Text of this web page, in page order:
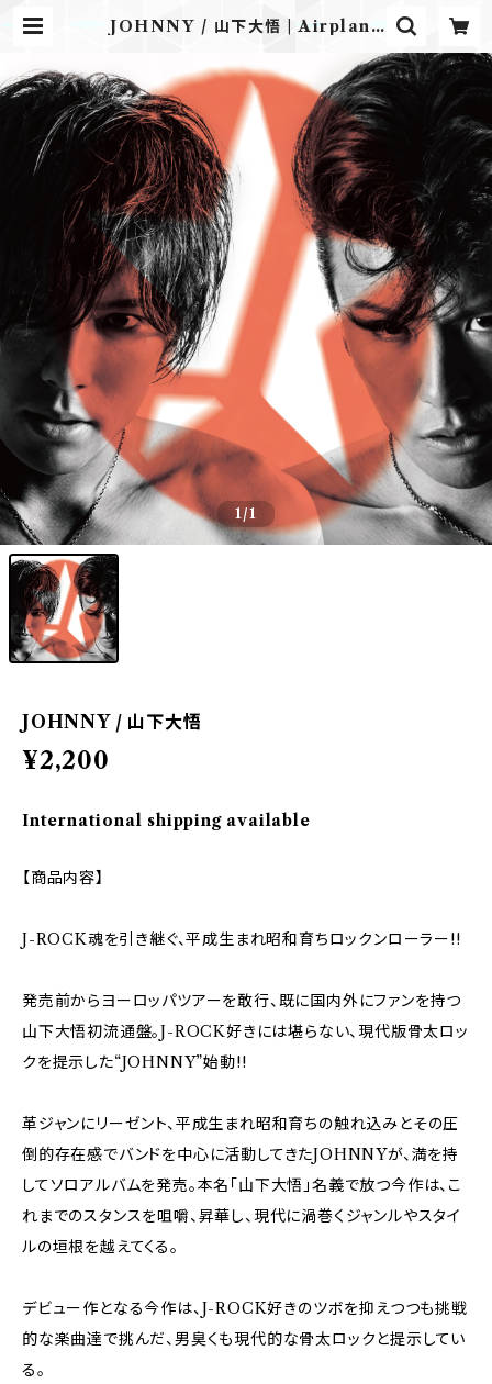
JOHNNY / 山下大悟 | Airplane
1/1
JOHNNY / 山下大悟
¥2,200
International shipping available
【商品内容】
J-ROCK魂を引き継ぐ、平成生まれ昭和育ちロックンローラー!!
発売前からヨーロッパツアーを敢行、既に国内外にファンを持つ
山下大悟初流通盤。J-ROCK好きには堪らない、現代版骨太ロッ
クを提示した“JOHNNY”始動!!
革ジャンにリーゼント、平成生まれ昭和育ちの触れ込みとその圧
倒的存在感でバンドを中心に活動してきたJOHNNYが、満を持
してソロアルバムを発売。本名「山下大悟」名義で放つ今作は、こ
れまでのスタンスを咀嚼、昇華し、現代に渦巻くジャンルやスタイ
ルの垣根を越えてくる。
デビュー作となる今作は、J-ROCK好きのツボを抑えつつも挑戦
的な楽曲達で挑んだ、男臭くも現代的な骨太ロックと提示してい
る。